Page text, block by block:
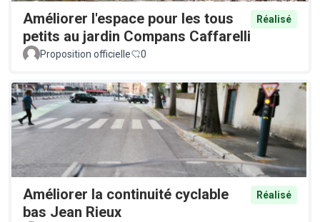
Améliorer l'espace pour les tous
petits au jardin Compans Caffarelli
Réalisé
Proposition officielle 0
Améliorer la continuité cyclable
bas Jean Rieux
Réalisé